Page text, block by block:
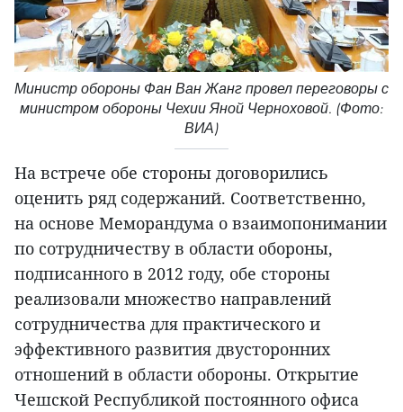
Министр обороны Фан Ван Жанг провел переговоры с
министром обороны Чехии Яной Черноховой. (Фото:
ВИА)
На встрече обе стороны договорились
оценить ряд содержаний. Соответственно,
на основе Меморандума о взаимопонимании
по сотрудничеству в области обороны,
подписанного в 2012 году, обе стороны
реализовали множество направлений
сотрудничества для практического и
эффективного развития двусторонних
отношений в области обороны. Открытие
Чешской Республикой постоянного офиса